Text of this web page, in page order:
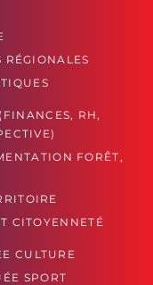
RÉGIONALES
RH,
FORÊT,
CITOYENNETÉ
CULTURE
SPORT